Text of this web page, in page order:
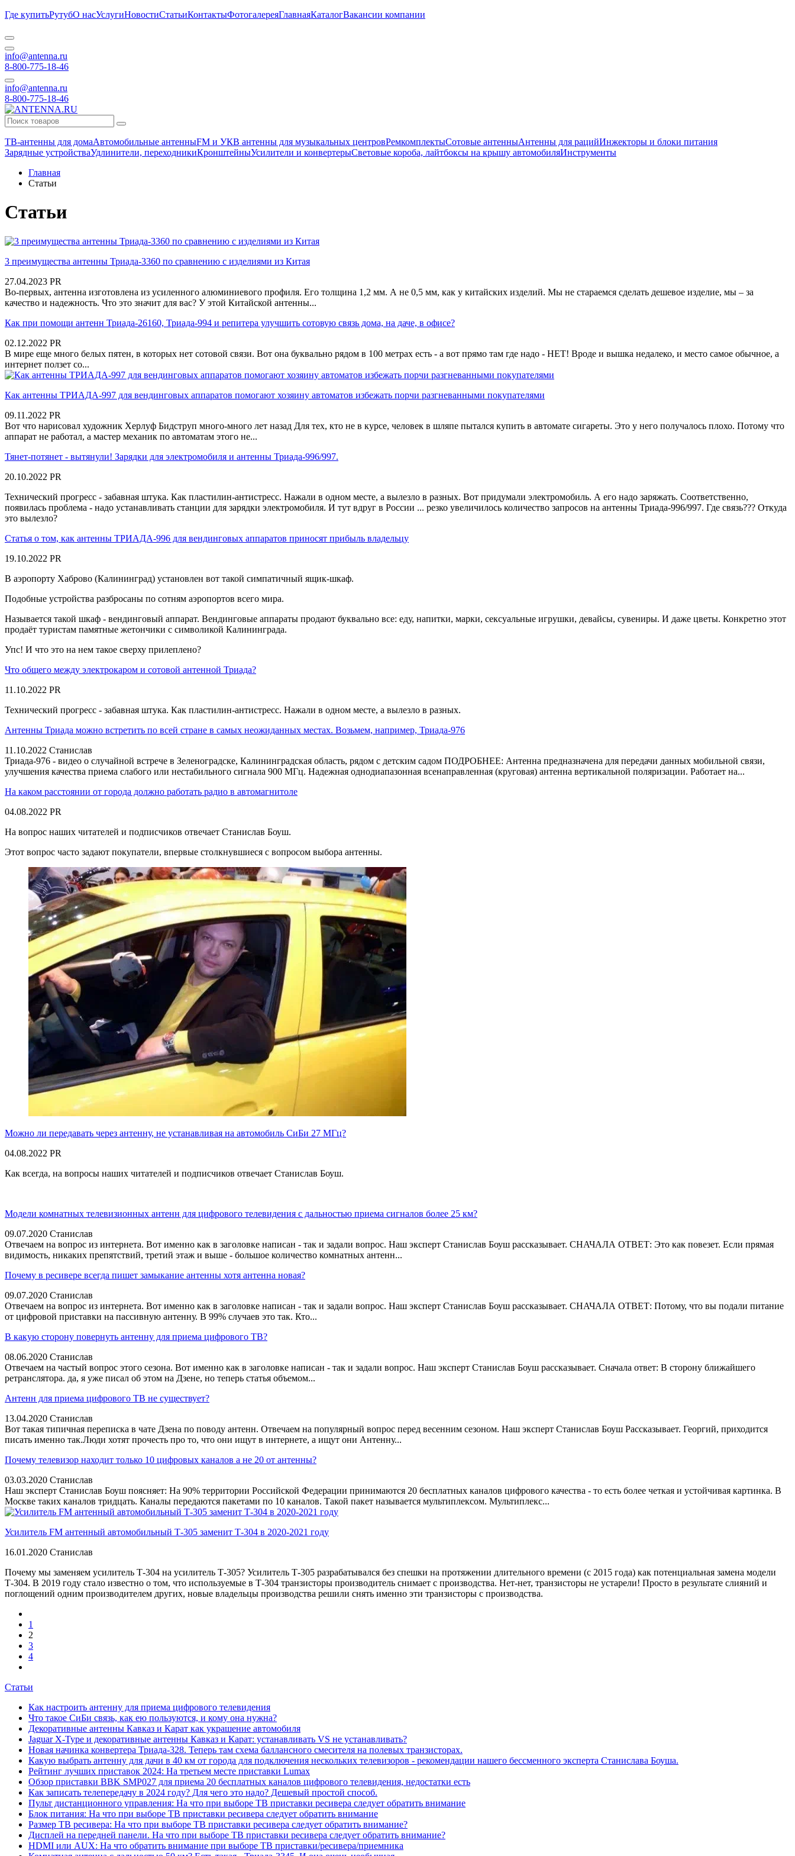
Где купитьРутубО насУслугиНовостиСтатьиКонтактыФотогалереяГлавнаяКаталогВакансии компании
info@antenna.ru
8-800-775-18-46
info@antenna.ru
8-800-775-18-46
ТВ-антенны для домаАвтомобильные антенныFM и УКВ антенны для музыкальных центровРемкомплектыСотовые антенныАнтенны для рацийИнжекторы и блоки питания
Зарядные устройстваУдлинители, переходникиКронштейныУсилители и конвертерыСветовые короба, лайтбоксы на крышу автомобиляИнструменты
Главная
Статьи
Статьи
3 преимущества антенны Триада-3360 по сравнению с изделиями из Китая
27.04.2023 PR
Во-первых, антенна изготовлена из усиленного алюминиевого профиля. Его толщина 1,2 мм. А не 0,5 мм, как у китайских изделий. Мы не стараемся сделать дешевое изделие, мы – за
качество и надежность. Что это значит для вас? У этой Китайской антенны...
Как при помощи антенн Триада-26160, Триада-994 и репитера улучшить сотовую связь дома, на даче, в офисе?
02.12.2022 PR
В мире еще много белых пятен, в которых нет сотовой связи. Вот она буквально рядом в 100 метрах есть - а вот прямо там где надо - НЕТ! Вроде и вышка недалеко, и место самое обычное, а
интернет ползет со...
Как антенны ТРИАДА-997 для вендинговых аппаратов помогают хозяину автоматов избежать порчи разгневанными покупателями
09.11.2022 PR
Вот что нарисовал художник Херлуф Бидструп много-много лет назад Для тех, кто не в курсе, человек в шляпе пытался купить в автомате сигареты. Это у него получалось плохо. Потому что
аппарат не работал, а мастер механик по автоматам этого не...
Тянет-потянет - вытянули! Зарядки для электромобиля и антенны Триада-996/997.
20.10.2022 PR
Технический прогресс - забавная штука. Как пластилин-антистресс. Нажали в одном месте, а вылезло в разных. Вот придумали электромобиль. А его надо заряжать. Соответственно,
появилась проблема - надо устанавливать станции для зарядки электромобиля. И тут вдруг в России ... резко увеличилось количество запросов на антенны Триада-996/997. Где связь??? Откуда
это вылезло?
Статья о том, как антенны ТРИАДА-996 для вендинговых аппаратов приносят прибыль владельцу
19.10.2022 PR
В аэропорту Хаброво (Калининград) установлен вот такой симпатичный ящик-шкаф.
Подобные устройства разбросаны по сотням аэропортов всего мира.
Называется такой шкаф - вендинговый аппарат. Вендинговые аппараты продают буквально все: еду, напитки, марки, сексуальные игрушки, девайсы, сувениры. И даже цветы. Конкретно этот
продаёт туристам памятные жетончики с символикой Калининграда.
Упс! И что это на нем такое сверху прилеплено?
Что общего между электрокаром и сотовой антенной Триада?
11.10.2022 PR
Технический прогресс - забавная штука. Как пластилин-антистресс. Нажали в одном месте, а вылезло в разных.
Антенны Триада можно встретить по всей стране в самых неожиданных местах. Возьмем, например, Триада-976
11.10.2022 Станислав
Триада-976 - видео о случайной встрече в Зеленоградске, Калининградская область, рядом с детским садом ПОДРОБНЕЕ: Антенна предназначена для передачи данных мобильной связи,
улучшения качества приема слабого или нестабильного сигнала 900 МГц. Надежная однодиапазонная всенаправленная (круговая) антенна вертикальной поляризации. Работает на...
На каком расстоянии от города должно работать радио в автомагнитоле
04.08.2022 PR
На вопрос наших читателей и подписчиков отвечает Станислав Боуш.
Этот вопрос часто задают покупатели, впервые столкнувшиеся с вопросом выбора антенны.
Можно ли передавать через антенну, не устанавливая на автомобиль СиБи 27 МГц?
04.08.2022 PR
Как всегда, на вопросы наших читателей и подписчиков отвечает Станислав Боуш.
Модели комнатных телевизионных антенн для цифрового телевидения с дальностью приема сигналов более 25 км?
09.07.2020 Станислав
Отвечаем на вопрос из интернета. Вот именно как в заголовке написан - так и задали вопрос. Наш эксперт Станислав Боуш рассказывает. СНАЧАЛА ОТВЕТ: Это как повезет. Если прямая
видимость, никаких препятствий, третий этаж и выше - большое количество комнатных антенн...
Почему в ресивере всегда пишет замыкание антенны хотя антенна новая?
09.07.2020 Станислав
Отвечаем на вопрос из интернета. Вот именно как в заголовке написан - так и задали вопрос. Наш эксперт Станислав Боуш рассказывает. СНАЧАЛА ОТВЕТ: Потому, что вы подали питание
от цифровой приставки на пассивную антенну. В 99% случаев это так. Кто...
В какую сторону повернуть антенну для приема цифрового ТВ?
08.06.2020 Станислав
Отвечаем на частый вопрос этого сезона. Вот именно как в заголовке написан - так и задали вопрос. Наш эксперт Станислав Боуш рассказывает. Сначала ответ: В сторону ближайшего
ретранслятора. да, я уже писал об этом на Дзене, но теперь статья объемом...
Антенн для приема цифрового ТВ не существует?
13.04.2020 Станислав
Вот такая типичная переписка в чате Дзена по поводу антенн. Отвечаем на популярный вопрос перед весенним сезоном. Наш эксперт Станислав Боуш Рассказывает. Георгий, приходится
писать именно так.Люди хотят прочесть про то, что они ищут в интернете, а ищут они Антенну...
Почему телевизор находит только 10 цифровых каналов а не 20 от антенны?
03.03.2020 Станислав
Наш эксперт Станислав Боуш поясняет: На 90% территории Российской Федерации принимаются 20 бесплатных каналов цифрового качества - то есть более четкая и устойчивая картинка. В
Москве таких каналов тридцать. Каналы передаются пакетами по 10 каналов. Такой пакет называется мультиплексом. Мультиплекс...
Усилитель FM антенный автомобильный Т-305 заменит Т-304 в 2020-2021 году
16.01.2020 Станислав
Почему мы заменяем усилитель Т-304 на усилитель Т-305? Усилитель Т-305 разрабатывался без спешки на протяжении длительного времени (с 2015 года) как потенциальная замена модели
Т-304. В 2019 году стало известно о том, что используемые в Т-304 транзисторы производитель снимает с производства. Нет-нет, транзисторы не устарели! Просто в результате слияний и
поглощений одним производителем других, новые владельцы производства решили снять именно эти транзисторы с производства.
1
2
3
4
Статьи
Как настроить антенну для приема цифрового телевидения
Что такое СиБи связь, как ею пользуются, и кому она нужна?
Декоративные антенны Кавказ и Карат как украшение автомобиля
Jaguar X-Type и декоративные антенны Кавказ и Карат: устанавливать VS не устанавливать?
Новая начинка конвертера Триада-328. Теперь там схема баллансного смесителя на полевых транзисторах.
Какую выбрать антенну для дачи в 40 км от города для подключения нескольких телевизоров - рекомендации нашего бессменного эксперта Станислава Боуша.
Рейтинг лучших приставок 2024: На третьем месте приставки Lumax
Обзор приставки BBK SMP027 для приема 20 бесплатных каналов цифрового телевидения, недостатки есть
Как записать телепередачу в 2024 году? Для чего это надо? Дешевый простой способ.
Пульт дистанционного управления: На что при выборе ТВ приставки ресивера следует обратить внимание
Блок питания: На что при выборе ТВ приставки ресивера следует обратить внимание
Размер ТВ ресивера: На что при выборе ТВ приставки ресивера следует обратить внимание?
Дисплей на передней панели. На что при выборе ТВ приставки ресивера следует обратить внимание?
HDMI или AUX: На что обратить внимание при выборе ТВ приставки/ресивера/приемника